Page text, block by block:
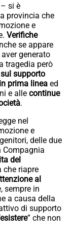
si è
provincia che
e
Verifiche
se appare
generato
tragedia però
supporto
prima linea ed
e alle continue
.
nel
e
delle due
Compagnia
del
che riapre
al
sempre in
a causa della
di supporto
” che non